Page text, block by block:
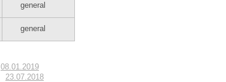
general
general
08.01.2019
23.07.2018